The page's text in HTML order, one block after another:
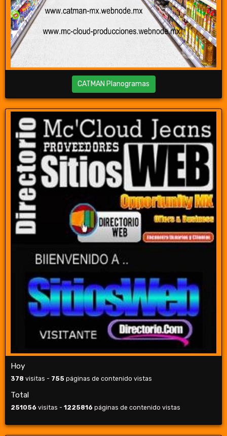
CATMAN Planogramas
Hoy
378 visitas - 755 páginas de contenido vistas
Total
251056 visitas - 1225816 páginas de contenido vistas